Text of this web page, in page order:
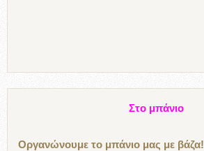
Στο μπάνιο
Οργανώνουμε το μπάνιο μας με βάζα!